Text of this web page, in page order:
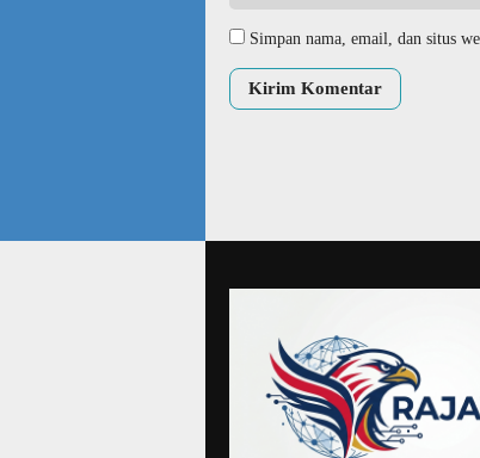
Simpan nama, email, dan situs